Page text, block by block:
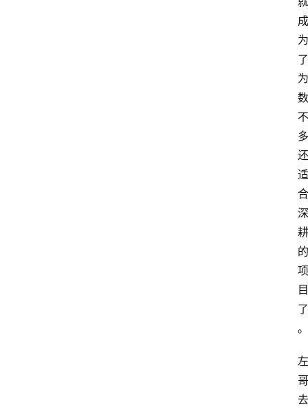
成
为
了
为
数
不
多
还
适
合
深
耕
的
项
目
了
。
左
哥
去